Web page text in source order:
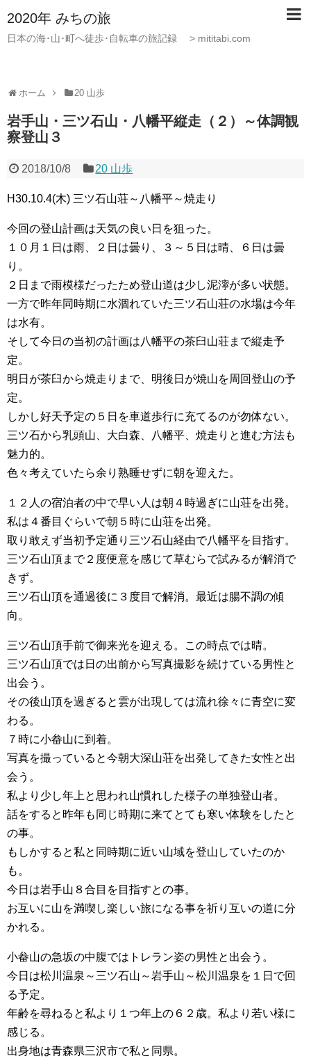
2020年 みちの旅
日本の海･山･町へ徒歩･自転車の旅記録 > mititabi.com
ホーム 20 山歩
岩手山・三ツ石山・八幡平縦走（２）～体調観
察登山３
2018/10/8 20 山歩
H30.10.4(木) 三ツ石山荘～八幡平～焼走り
今回の登山計画は天気の良い日を狙った。
１０月１日は雨、２日は曇り、３～５日は晴、６日は曇
り。
２日まで雨模様だったため登山道は少し泥濘が多い状態。
一方で昨年同時期に水涸れていた三ツ石山荘の水場は今年
は水有。
そして今日の当初の計画は八幡平の茶臼山荘まで縦走予
定。
明日が茶臼から焼走りまで、明後日が焼山を周回登山の予
定。
しかし好天予定の５日を車道歩行に充てるのが勿体ない。
三ツ石から乳頭山、大白森、八幡平、焼走りと進む方法も
魅力的。
色々考えていたら余り熟睡せずに朝を迎えた。
１２人の宿泊者の中で早い人は朝４時過ぎに山荘を出発。
私は４番目ぐらいで朝５時に山荘を出発。
取り敢えず当初予定通り三ツ石山経由で八幡平を目指す。
三ツ石山頂まで２度便意を感じて草むらで試みるが解消で
きず。
三ツ石山頂を通過後に３度目で解消。最近は腸不調の傾
向。
三ツ石山頂手前で御来光を迎える。この時点では晴。
三ツ石山頂では日の出前から写真撮影を続けている男性と
出会う。
その後山頂を過ぎると雲が出現しては流れ徐々に青空に変
わる。
７時に小畚山に到着。
写真を撮っていると今朝大深山荘を出発してきた女性と出
会う。
私より少し年上と思われ山慣れした様子の単独登山者。
話をすると昨年も同じ時期に来てとても寒い体験をしたと
の事。
もしかすると私と同時期に近い山域を登山していたのか
も。
今日は岩手山８合目を目指すとの事。
お互いに山を満喫し楽しい旅になる事を祈り互いの道に分
かれる。
小畚山の急坂の中腹ではトレラン姿の男性と出会う。
今日は松川温泉～三ツ石山～岩手山～松川温泉を１日で回
る予定。
年齢を尋ねると私より１つ年上の６２歳。私より若い様に
感じる。
出身地は青森県三沢市で私と同県。